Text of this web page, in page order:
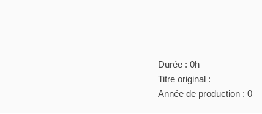
Durée : 0h
Titre original :
Année de production : 0